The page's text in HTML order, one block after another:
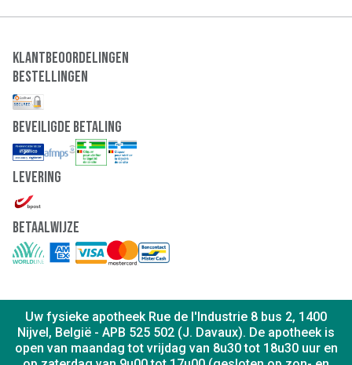
Klantbeoordelingen
Bestellingen
Beveiligde Betaling
Levering
Betaalwijze
Uw fysieke apotheek Rue de l'Industrie 8 bus 2, 1400
Nijvel, België - APB 525 502 (J. Davaux). De apotheek is
open van maandag tot vrijdag van 8u30 tot 18u30 uur en